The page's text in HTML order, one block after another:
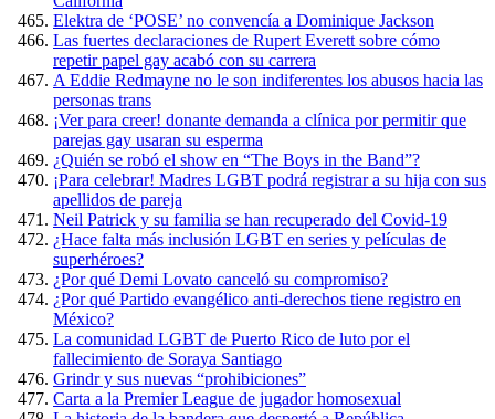
Elektra de ‘POSE’ no convencía a Dominique Jackson
Las fuertes declaraciones de Rupert Everett sobre cómo
repetir papel gay acabó con su carrera
A Eddie Redmayne no le son indiferentes los abusos hacia las
personas trans
¡Ver para creer! donante demanda a clínica por permitir que
parejas gay usaran su esperma
¿Quién se robó el show en “The Boys in the Band”?
¡Para celebrar! Madres LGBT podrá registrar a su hija con sus
apellidos de pareja
Neil Patrick y su familia se han recuperado del Covid-19
¿Hace falta más inclusión LGBT en series y películas de
superhéroes?
¿Por qué Demi Lovato canceló su compromiso?
¿Por qué Partido evangélico anti-derechos tiene registro en
México?
La comunidad LGBT de Puerto Rico de luto por el
fallecimiento de Soraya Santiago
Grindr y sus nuevas “prohibiciones”
Carta a la Premier League de jugador homosexual